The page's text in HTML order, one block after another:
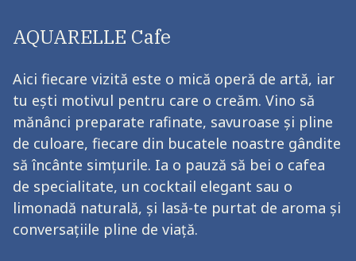
AQUARELLE Cafe
Aici fiecare vizită este o mică operă de artă, iar
tu ești motivul pentru care o creăm. Vino să
mănânci preparate rafinate, savuroase și pline
de culoare, fiecare din bucatele noastre gândite
să încânte simțurile. Ia o pauză să bei o cafea
de specialitate, un cocktail elegant sau o
limonadă naturală, și lasă-te purtat de aroma și
conversațiile pline de viață.